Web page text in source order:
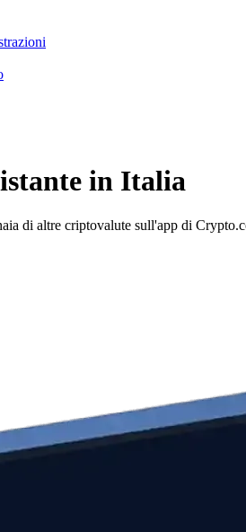
in Italia
di altre criptovalute sull'app di